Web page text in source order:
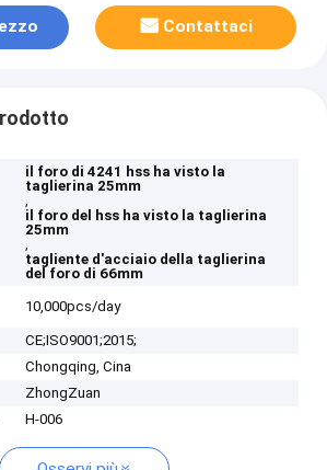
Contattaci
il foro di 4241 hss ha visto la
taglierina 25mm
,
il foro del hss ha visto la taglierina
25mm
,
tagliente d'acciaio della taglierina
del foro di 66mm
10,000pcs/day
CE;ISO9001;2015;
Chongqing, Cina
ZhongZuan
H-006